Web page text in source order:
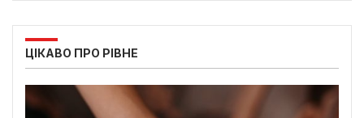
ЦІКАВО ПРО РІВНЕ